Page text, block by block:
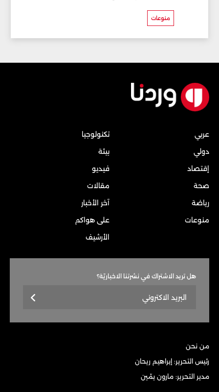
منوعات
عربي
دولي
إقتصاد
صحة
رياضة
منوعات
تكنولوجيا
بيئة
فيديو
مقالات
آخر الأخبار
على هواكم
الأرشيف
هل تريد الاشتراك في نشرتنا الاخباريّة؟
من نحن
رئيس التحرير: إبراهيم ريحان
مدير التحرير: مارون يمّين